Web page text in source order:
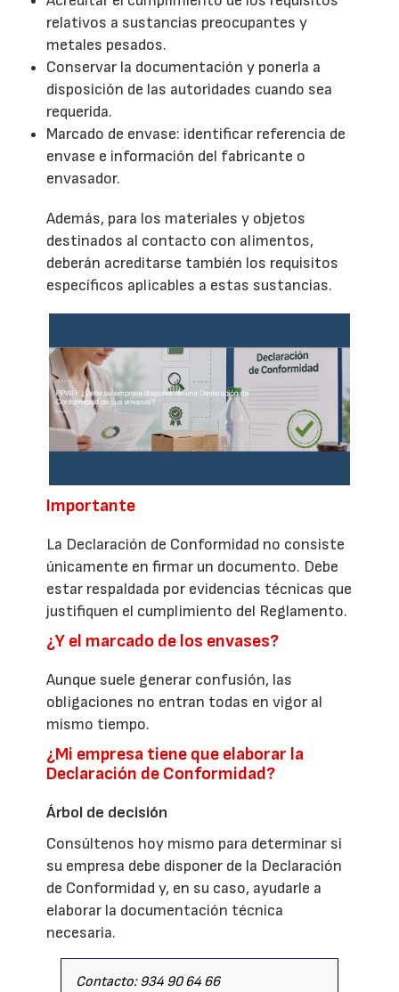
relativos a sustancias preocupantes y
metales pesados.
Conservar la documentación y ponerla a
disposición de las autoridades cuando sea
requerida.
Marcado de envase: identificar referencia de
envase e información del fabricante o
envasador.
Además, para los materiales y objetos
destinados al contacto con alimentos,
deberán acreditarse también los requisitos
específicos aplicables a estas sustancias.
Importante
La Declaración de Conformidad no consiste
únicamente en firmar un documento. Debe
estar respaldada por evidencias técnicas que
justifiquen el cumplimiento del Reglamento.
¿Y el marcado de los envases?
Aunque suele generar confusión, las
obligaciones no entran todas en vigor al
mismo tiempo.
¿Mi empresa tiene que elaborar la
Declaración de Conformidad?
Árbol de decisión
Consúltenos hoy mismo para determinar si
su empresa debe disponer de la Declaración
de Conformidad y, en su caso, ayudarle a
elaborar la documentación técnica
necesaria.
Contacto: 934 90 64 66